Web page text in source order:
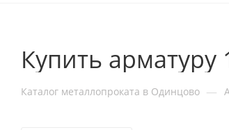
Купить
Каталог металлопроката в Одинцово —